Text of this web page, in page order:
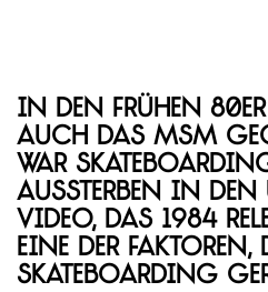
In den frühen
auch das MSM
war
Aussterben in den
Video, das 1984
eine der Faktoren,
Skateboarding